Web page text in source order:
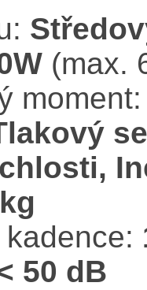
(max.
50 dB